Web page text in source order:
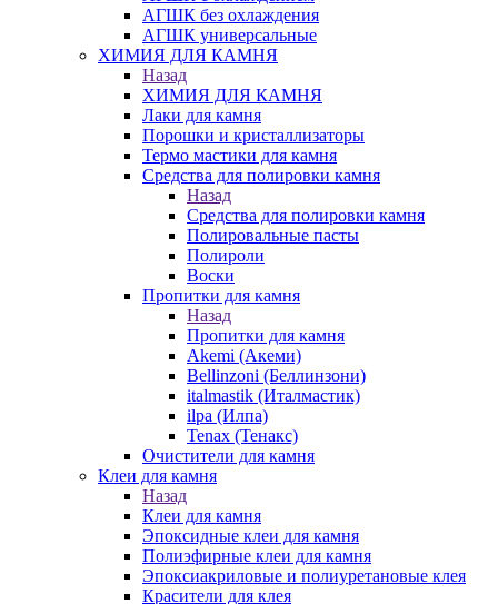
АГШК без охлаждения
АГШК универсальные
ХИМИЯ ДЛЯ КАМНЯ
Назад
ХИМИЯ ДЛЯ КАМНЯ
Лаки для камня
Порошки и кристаллизаторы
Термо мастики для камня
Средства для полировки камня
Назад
Средства для полировки камня
Полировальные пасты
Полироли
Воски
Пропитки для камня
Назад
Пропитки для камня
Akemi (Акеми)
Bellinzoni (Беллинзони)
italmastik (Италмастик)
ilpa (Илпа)
Tenax (Тенакс)
Очистители для камня
Клеи для камня
Назад
Клеи для камня
Эпоксидные клеи для камня
Полиэфирные клеи для камня
Эпоксиакриловые и полиуретановые клея
Красители для клея